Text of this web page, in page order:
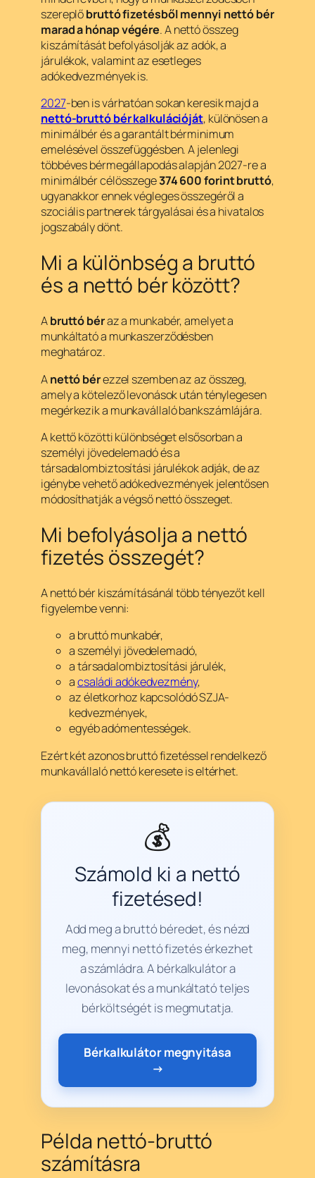
szereplőbruttó fizetésből mennyi nettó bér
marad a hónap végére. A nettó összeg
kiszámítását befolyásolják az adók, a
járulékok, valamint az esetleges
adókedvezmények is.
2027-ben is várhatóan sokan keresik majd a
nettó-bruttó bér kalkulációját, különösen a
minimálbér és a garantált bérminimum
emelésével összefüggésben. A jelenlegi
többéves bérmegállapodás alapján 2027-re a
minimálbér célösszege374 600 forint bruttó,
ugyanakkor ennek végleges összegéről a
szociális partnerek tárgyalásai és a hivatalos
jogszabály dönt.
Mi a különbség a bruttó
és a nettó bér között?
Abruttó béraz a munkabér, amelyet a
munkáltató a munkaszerződésben
meghatároz.
Anettó bérezzel szemben az az összeg,
amely a kötelező levonások után ténylegesen
megérkezik a munkavállaló bankszámlájára.
A kettő közötti különbséget elsősorban a
személyi jövedelemadó és a
társadalombiztosítási járulékok adják, de az
igénybe vehető adókedvezmények jelentősen
módosíthatják a végső nettó összeget.
Mi befolyásolja a nettó
fizetés összegét?
A nettó bér kiszámításánál több tényezőt kell
figyelembe venni:
a bruttó munkabér,
a személyi jövedelemadó,
a társadalombiztosítási járulék,
acsaládi adókedvezmény,
az életkorhoz kapcsolódó SZJA-
kedvezmények,
egyéb adómentességek.
Ezért két azonos bruttó fizetéssel rendelkező
munkavállaló nettó keresete is eltérhet.
💰
Számold ki a nettó
fizetésed!
Add meg a bruttó béredet, és nézd
meg, mennyi nettó fizetés érkezhet
a számládra. A bérkalkulátor a
levonásokat és a munkáltató teljes
bérköltségét is megmutatja.
Bérkalkulátor megnyitása
→
Példa nettó-bruttó
számításra